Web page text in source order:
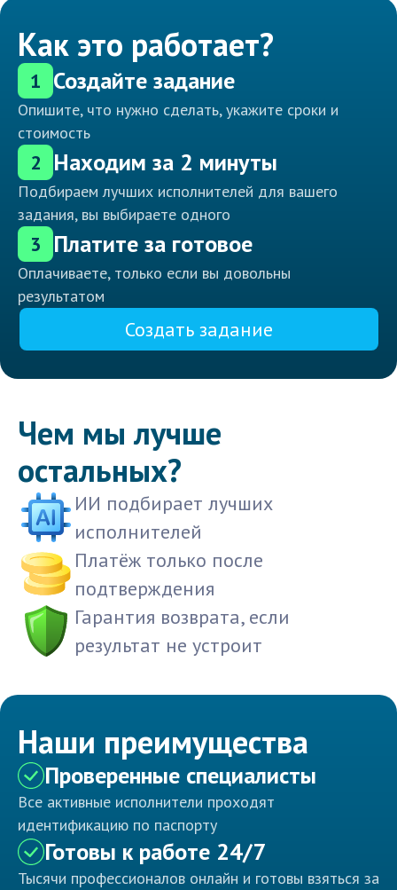
Как это работает?
1 Создайте задание
Опишите, что нужно сделать, укажите сроки и
стоимость
2 Находим за 2 минуты
Подбираем лучших исполнителей для вашего
задания, вы выбираете одного
3 Платите за готовое
Оплачиваете, только если вы довольны
результатом
Создать задание
Чем мы лучше
остальных?
ИИ подбирает лучших
исполнителей
Платёж только после
подтверждения
Гарантия возврата, если
результат не устроит
Наши преимущества
Проверенные специалисты
Все активные исполнители проходят
идентификацию по паспорту
Готовы к работе 24/7
Тысячи профессионалов онлайн и готовы взяться за